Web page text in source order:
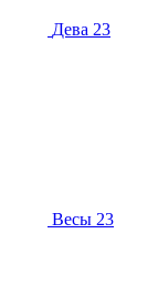
Дева 23
Весы 23